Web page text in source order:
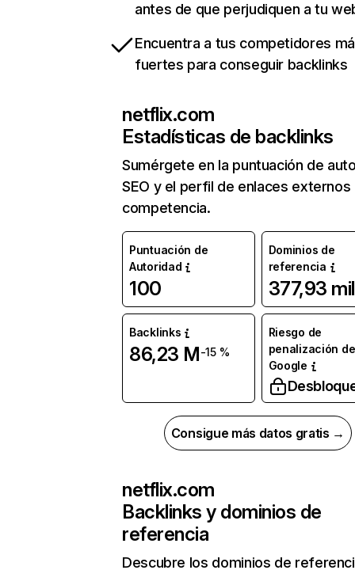
antes de que perjudiquen a tu
Encuentra a tus competidores
fuertes para conseguir backlinks
netflix.com
Estadísticas de backlinks
Sumérgete en la puntuación de
SEO y el perfil de enlaces externos
competencia.
Puntuación de
Autoridad
100
Dominios de
referencia
377,93 mil
Backlinks
86,23 M-15 %
Riesgo de
penalización de
Google
Consigue más datos gratis →
netflix.com
Backlinks y dominios de
referencia
Descubre los dominios de